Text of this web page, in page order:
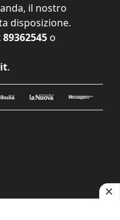
il nostro
disposizione.
89362545 o
.